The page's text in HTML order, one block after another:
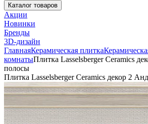
Каталог товаров
Акции
Новинки
Бренды
3D-дизайн
ГлавнаяКерамическая плитка
комнатыПлитка Lasselsberger Ceramics
полосы
Плитка Lasselsberger Ceramics декор 2